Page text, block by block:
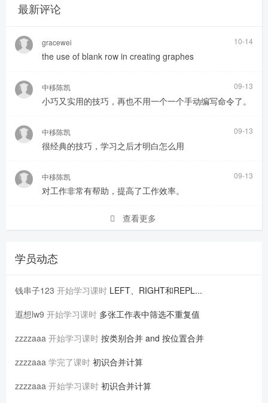
最新评论
gracewei 10-14
the use of blank row in creating graphes
中移陈凯 09-13
小巧又实用的技巧，再也不用一个一个手动编写命令了。
中移陈凯 09-13
很经典的技巧，学习之后才明白怎么用
中移陈凯 09-13
对工作非常有帮助，提高了工作效率。
查看更多
学员动态
钱串子123 开始学习课时 LEFT、RIGHT和REPL...
遐想lw9 开始学习课时 多张工作表中筛选不重复值
zzzzaaa 开始学习课时 按类别合并 and 按位置合并
zzzzaaa 学完了课时 初识合并计算
zzzzaaa 开始学习课时 初识合并计算